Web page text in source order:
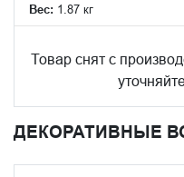
Вес: 1.87 кг
Товар снят с
ДЕКОРАТИВНЫЕ